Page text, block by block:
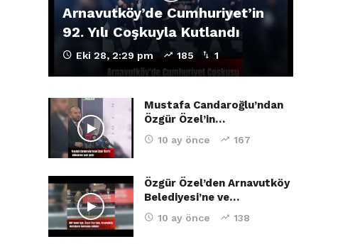
Arnavutköy’de Cumhuriyet’in
92. Yılı Coşkuyla Kutlandı
Eki 28, 2:29 pm 185 1
Mustafa Candaroğlu’ndan
Özgür Özel’in…
10 ay önce 167
Özgür Özel’den Arnavutköy
Belediyesi’ne ve…
10 ay önce 138